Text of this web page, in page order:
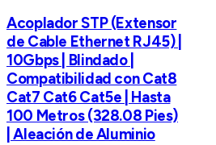
Acoplador STP (Extensor
de Cable Ethernet RJ45) |
10Gbps | Blindado |
Compatibilidad con Cat8
Cat7 Cat6 Cat5e | Hasta
100 Metros (328.08 Pies)
| Aleación de Aluminio